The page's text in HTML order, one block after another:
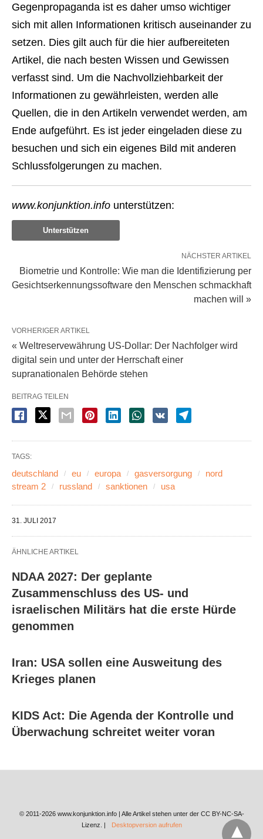
Gegenpropaganda ist es daher umso wichtiger
sich mit allen Informationen kritisch auseinander zu
setzen. Dies gilt auch für die hier aufbereiteten
Artikel, die nach besten Wissen und Gewissen
verfasst sind. Um die Nachvollziehbarkeit der
Informationen zu gewährleisten, werden alle
Quellen, die in den Artikeln verwendet werden, am
Ende aufgeführt. Es ist jeder eingeladen diese zu
besuchen und sich ein eigenes Bild mit anderen
Schlussfolgerungen zu machen.
www.konjunktion.info unterstützen:
Unterstützen
NÄCHSTER ARTIKEL
Biometrie und Kontrolle: Wie man die Identifizierung per
Gesichtserkennungssoftware den Menschen schmackhaft
machen will »
VORHERIGER ARTIKEL
« Weltreservewährung US-Dollar: Der Nachfolger wird
digital sein und unter der Herrschaft einer
supranationalen Behörde stehen
BEITRAG TEILEN
TAGS:
deutschland eu europa gasversorgung
nord
stream 2
russland sanktionen usa
31. JULI 2017
ÄHNLICHE ARTIKEL
NDAA 2027: Der geplante
Zusammenschluss des US- und
israelischen Militärs hat die erste Hürde
genommen
Iran: USA sollen eine Ausweitung des
Krieges planen
KIDS Act: Die Agenda der Kontrolle und
Überwachung schreitet weiter voran
© 2011-2026 www.konjunktion.info | Alle Artikel stehen unter der CC BY-NC-SA-
Lizenz. |
Desktopversion aufrufen